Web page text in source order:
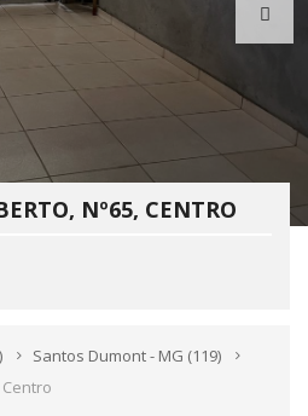
Nº65, CENTRO
Santos Dumont - MG (119)